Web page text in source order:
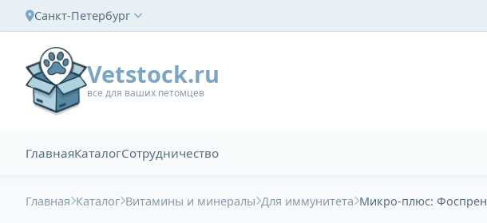
Санкт-Петербург
Vetstock.ru
все для ваших петомцев
ГлавнаяКаталогСотрудничество
Главная Каталог Витамины и минералы Для иммунитета Микро-плюс: